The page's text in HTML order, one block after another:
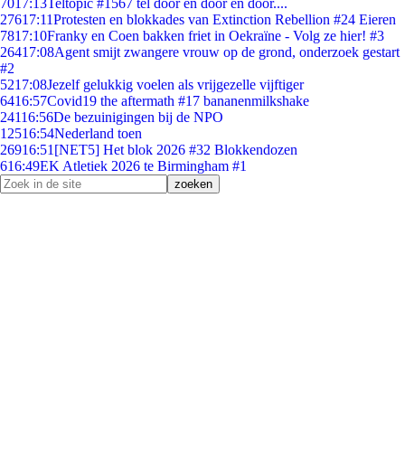
7017:13Teltopic #1567 tel door en door en door....
27617:11Protesten en blokkades van Extinction Rebellion #24 Eieren
7817:10Franky en Coen bakken friet in Oekraïne - Volg ze hier! #3
26417:08Agent smijt zwangere vrouw op de grond, onderzoek gestart
#2
5217:08Jezelf gelukkig voelen als vrijgezelle vijftiger
6416:57Covid19 the aftermath #17 bananenmilkshake
24116:56De bezuinigingen bij de NPO
12516:54Nederland toen
26916:51 [NET5] Het blok 2026 #32 Blokkendozen
616:49EK Atletiek 2026 te Birmingham #1